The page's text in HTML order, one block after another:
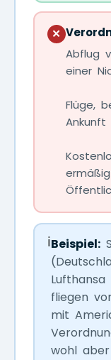
✕
Abflug
einer
Flüge,
ℹ️Beispiel:
fliegen
mit
wohl